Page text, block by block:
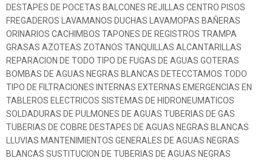
DESTAPES DE POCETAS BALCONES REJILLAS CENTRO PISOS
FREGADEROS LAVAMANOS DUCHAS LAVAMOPAS BAÑERAS
ORINARIOS CACHIMBOS TAPONES DE REGISTROS TRAMPA
GRASAS AZOTEAS ZOTANOS TANQUILLAS ALCANTARILLAS
REPARACION DE TODO TIPO DE FUGAS DE AGUAS GOTERAS
BOMBAS DE AGUAS NEGRAS BLANCAS DETECCTAMOS TODO
TIPO DE FILTRACIONES INTERNAS EXTERNAS EMERGENCIAS EN
TABLEROS ELECTRICOS SISTEMAS DE HIDRONEUMATICOS
SOLDADURAS DE PULMONES DE AGUAS TUBERIAS DE GAS
TUBERIAS DE COBRE DESTAPES DE AGUAS NEGRAS BLANCAS
LLUVIAS MANTENIMIENTOS GENERALES DE AGUAS NEGRAS
BLANCAS SUSTITUCION DE TUBERIAS DE AGUAS NEGRAS